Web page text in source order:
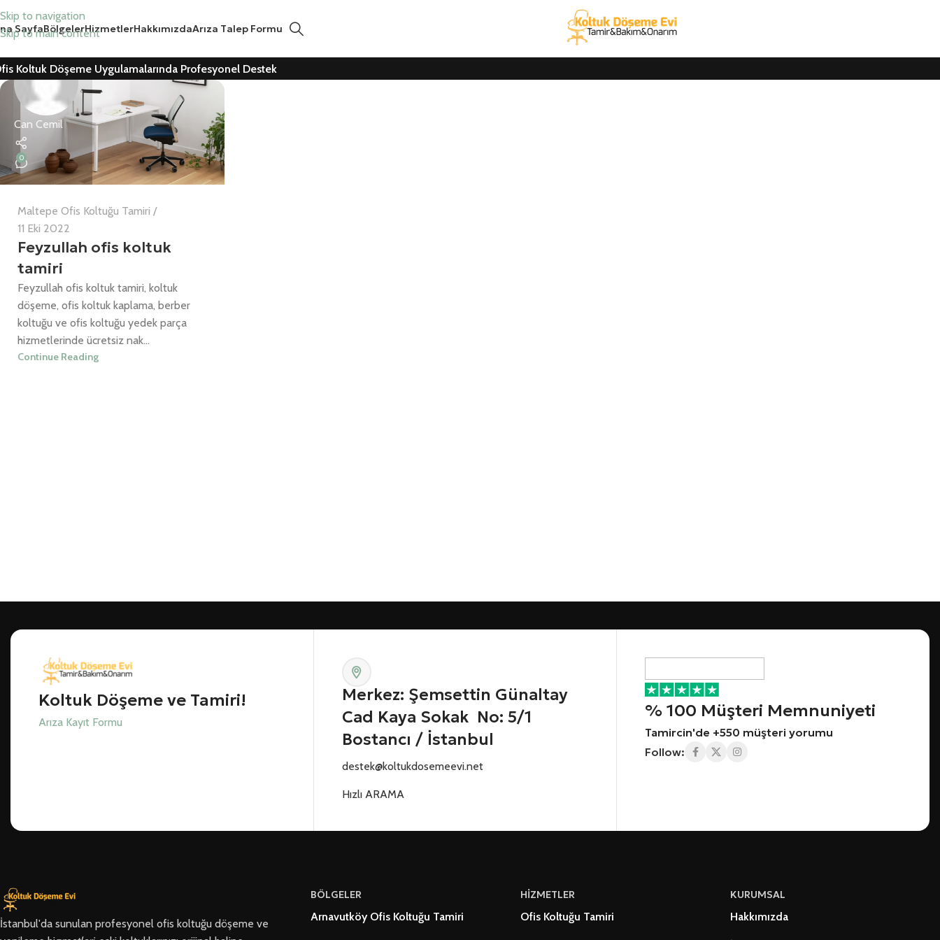
Skip to navigation
Skip to main content
SayfaBölgelerHizmetlerHakkımızdaArıza Talep Formu
Koltuk Döşeme Uygulamalarında Profesyonel Destek
Can Cemil
0
Maltepe Ofis Koltuğu Tamiri
11 Eki 2022
Feyzullah ofis koltuk
tamiri
Feyzullah ofis koltuk tamiri, koltuk
döşeme, ofis koltuk kaplama, berber
koltuğu ve ofis koltuğu yedek parça
hizmetlerinde ücretsiz nak...
Continue Reading
Koltuk Döşeme ve Tamiri!
Arıza Kayıt Formu
Merkez: Şemsettin Günaltay
Cad Kaya Sokak No: 5/1
Bostancı / İstanbul
destek@koltukdosemeevi.net
Hızlı ARAMA
% 100 Müşteri Memnuniyeti
Tamircin'de +550 müşteri yorumu
Follow:
İstanbul'da sunulan profesyonel ofis koltuğu döşeme ve
BÖLGELER
Arnavutköy Ofis Koltuğu Tamiri
HİZMETLER
Ofis Koltuğu Tamiri
KURUMSAL
Hakkımızda